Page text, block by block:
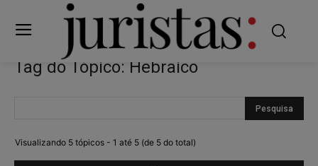
Tag do Tópico: Hebraico
Visualizando 5 tópicos - 1 até 5 (de 5 do total)